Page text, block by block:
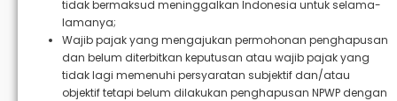
tidak bermaksud meninggalkan Indonesia untuk selama-
lamanya;
Wajib pajak yang mengajukan permohonan penghapusan
dan belum diterbitkan keputusan atau wajib pajak yang
tidak lagi memenuhi persyaratan subjektif dan/atau
objektif tetapi belum dilakukan penghapusan NPWP dengan